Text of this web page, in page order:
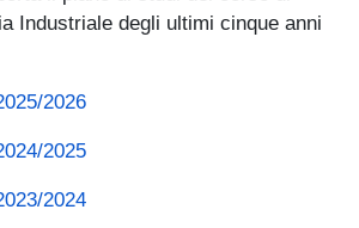
Industriale degli ultimi cinque anni
2026
2025
2024